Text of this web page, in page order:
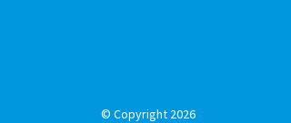
© Copyright 2026